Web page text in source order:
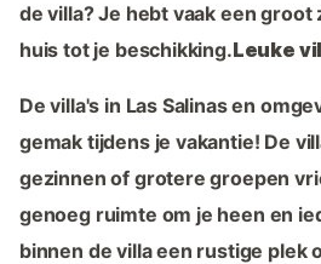
de villa? Je hebt vaak een
huis tot je beschikking.Leuke
De villa's in Las Salinas en
gemak tijdens je vakantie! De
gezinnen of grotere groepen
genoeg ruimte om je heen en
binnen de villa een rustige plek